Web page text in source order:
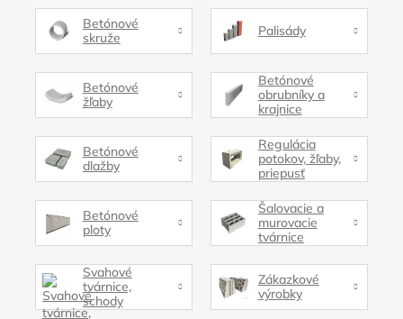
Betónové
skruže
Palisády
Betónové
žľaby
Betónové
obrubníky a
krajnice
Betónové
dlažby
Regulácia
potokov, žľaby,
priepusť
Betónové
ploty
Šalovacie a
murovacie
tvárnice
Svahové
tvárnice,
schody
Zákazkové
výrobky